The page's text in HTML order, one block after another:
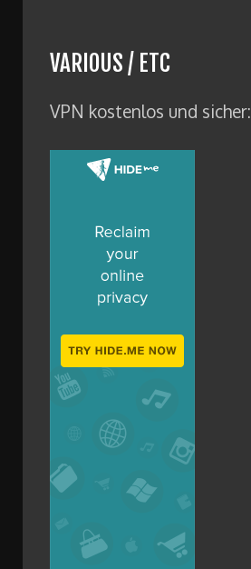
VARIOUS / ETC
VPN kostenlos und sicher: